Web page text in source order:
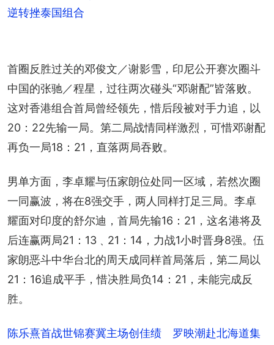
逆转挫泰国组合
首圈反胜过关的邓俊文／谢影雪，印尼公开赛次圈斗
中国的张驰／程星，过往两次碰头“邓谢配”皆落败。
这对香港组合首局曾经领先，惜后段被对手力追，以
20：22先输一局。第二局战情同样激烈，可惜邓谢配
再负一局18：21，直落两局吞败。
男单方面，李卓耀与伍家朗位处同一区域，若然次圈
一同赢波，将在8强交手，两人同样打足三局。李卓
耀面对印度的舒尔迪，首局先输16：21，这名港将及
后连赢两局21：13﹑21：14，力战1小时晋身8强。伍
家朗恶斗中华台北的周天成同样首局落后，第二局以
21：16追成平手，惜决胜局负14：21，未能完成反
胜。
陈乐熹首战世锦赛冀主场创佳绩 罗映潮赴北海道集